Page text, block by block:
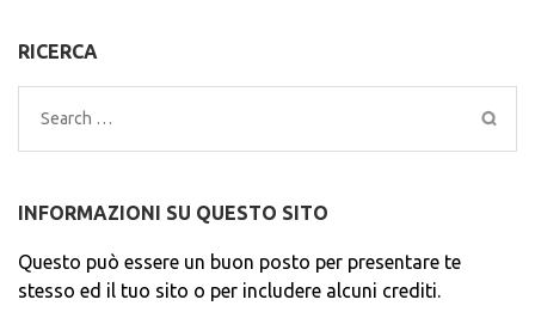
RICERCA
Search
for:
INFORMAZIONI SU QUESTO SITO
Questo può essere un buon posto per presentare te
stesso ed il tuo sito o per includere alcuni crediti.